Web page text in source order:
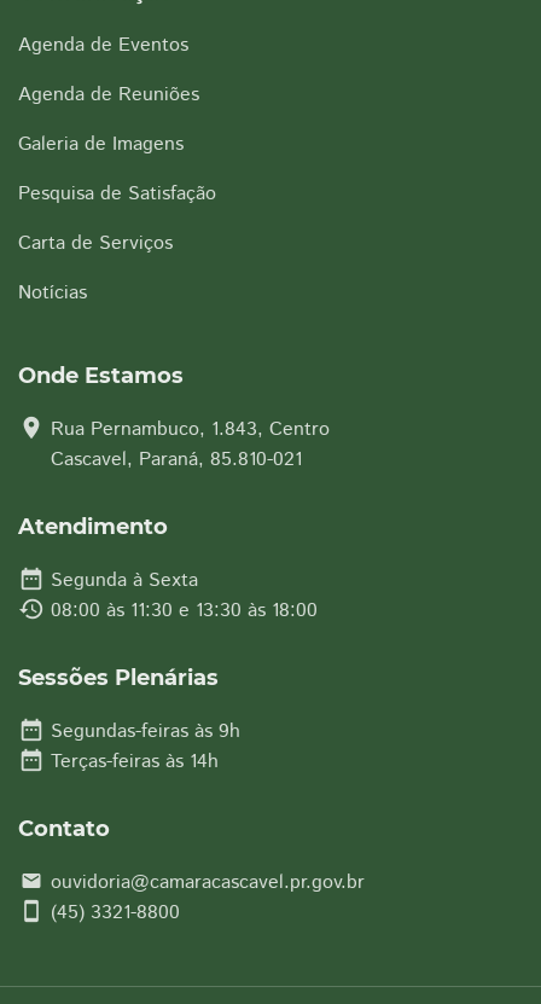
Agenda de Eventos
Agenda de Reuniões
Galeria de Imagens
Pesquisa de Satisfação
Carta de Serviços
Notícias
Onde Estamos
location_on Rua Pernambuco, 1.843, Centro
Cascavel, Paraná, 85.810-021
Atendimento
date_range Segunda à Sexta
history 08:00 às 11:30 e 13:30 às 18:00
Sessões Plenárias
date_range Segundas-feiras às 9h
date_range Terças-feiras às 14h
Contato
email ouvidoria@camaracascavel.pr.gov.br
smartphone (45) 3321-8800